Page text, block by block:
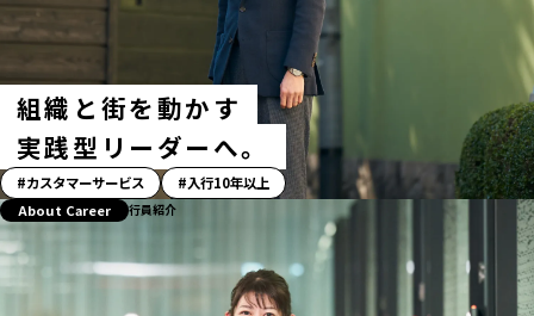
グ
組織と街を動かす
実践型リーダーへ。
「ス
ト
ー
カスタマーサービス 入行10年以上
About Career 行員紹介